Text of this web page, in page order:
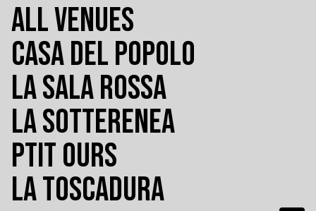
ALL VENUES
CASA DEL POPOLO
LA SALA ROSSA
LA SOTTERENEA
PTIT OURS
LA TOSCADURA